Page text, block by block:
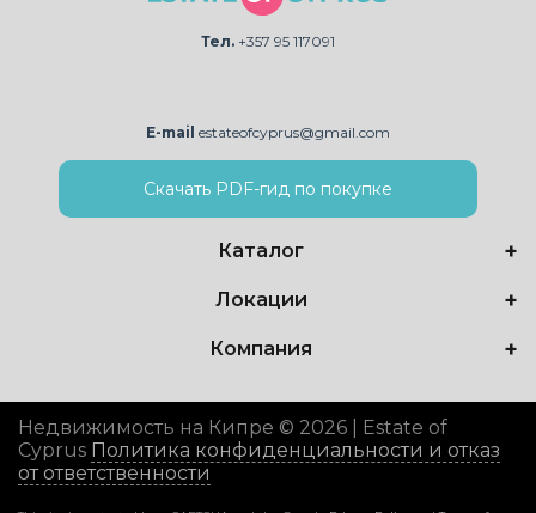
Тел. +357 95 117091
E-mail estateofcyprus@gmail.com
Скачать PDF-гид по покупке
Каталог
Локации
Компания
Недвижимость на Кипре © 2026 | Estate of
Cyprus Политика конфиденциальности и отказ
от ответственности